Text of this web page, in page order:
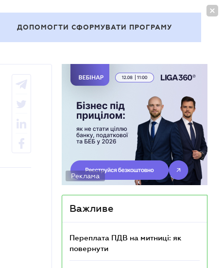
ДОПОМОГТИ СФОРМУВАТИ ПРОГРАМУ
Реклама
Важливе
Переплата ПДВ на митниці: як
повернути